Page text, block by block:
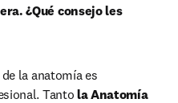
¿Qué consejo les
la anatomía es
Tanto la Anatomía